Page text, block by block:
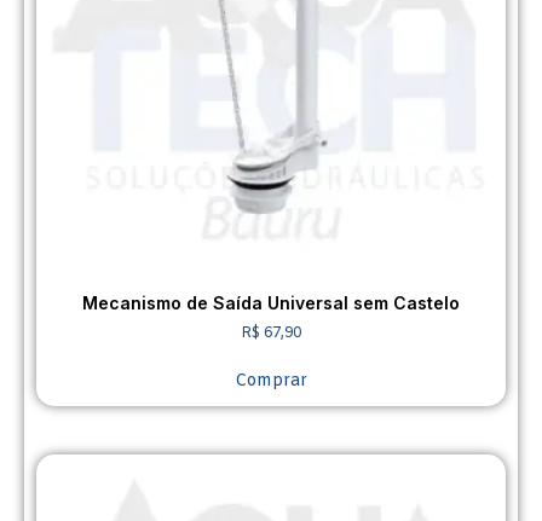
Mecanismo de Saída Universal sem Castelo
R$ 67,90
Comprar